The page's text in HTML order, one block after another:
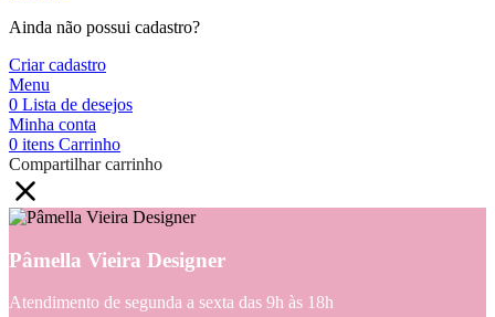
Ainda não possui cadastro?
Criar cadastro
Menu
0 Lista de desejos
Minha conta
0 itens Carrinho
Compartilhar carrinho
Pâmella Vieira Designer
Atendimento de segunda a sexta das 9h às 18h